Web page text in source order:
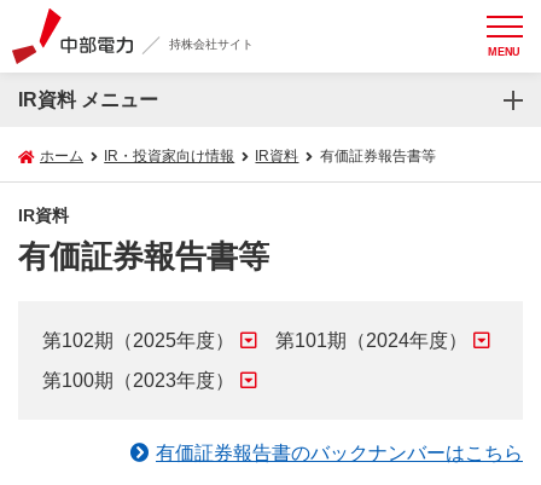
持株会社サイト MENU
IR資料 メニュー
ホーム IR・投資家向け情報 IR資料 有価証券報告書等
IR資料
有価証券報告書等
第102期（2025年度）
第101期（2024年度）
第100期（2023年度）
有価証券報告書のバックナンバーはこちら